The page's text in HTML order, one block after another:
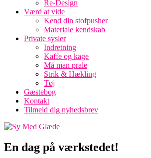
Re-Design
Værd at vide
Kend din stofpusher
Materiale kendskab
Private sysler
Indretning
Kaffe og kage
Må man prale
Strik & Hækling
Tøj
Gæstebog
Kontakt
Tilmeld dig nyhedsbrev
En dag på værkstedet!